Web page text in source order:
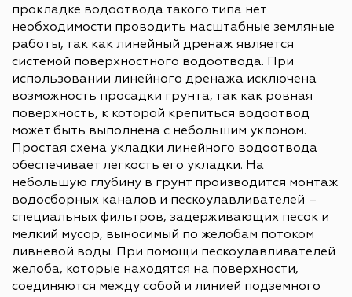
прокладке водоотвода такого типа нет
необходимости проводить масштабные земляные
работы, так как линейный дренаж является
системой поверхностного водоотвода. При
использовании линейного дренажа исключена
возможность просадки грунта, так как ровная
поверхность, к которой крепиться водоотвод
может быть выполнена с небольшим уклоном.
Простая схема укладки линейного водоотвода
обеспечивает легкость его укладки. На
небольшую глубину в грунт производится монтаж
водосборных каналов и пескоулавливателей –
специальных фильтров, задерживающих песок и
мелкий мусор, выносимый по желобам потоком
ливневой воды. При помощи пескоулавливателей
желоба, которые находятся на поверхности,
соединяются между собой и линией подземного